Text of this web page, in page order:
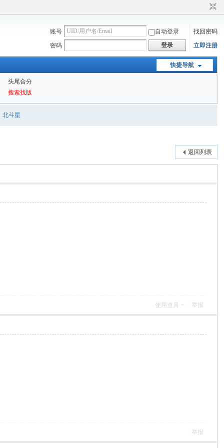
账号 自动登录
找回密码
密码
登录 立即注册
快捷导航
头尾合分
搜索找版
北斗星
返回列表
使用道具 举报
举报